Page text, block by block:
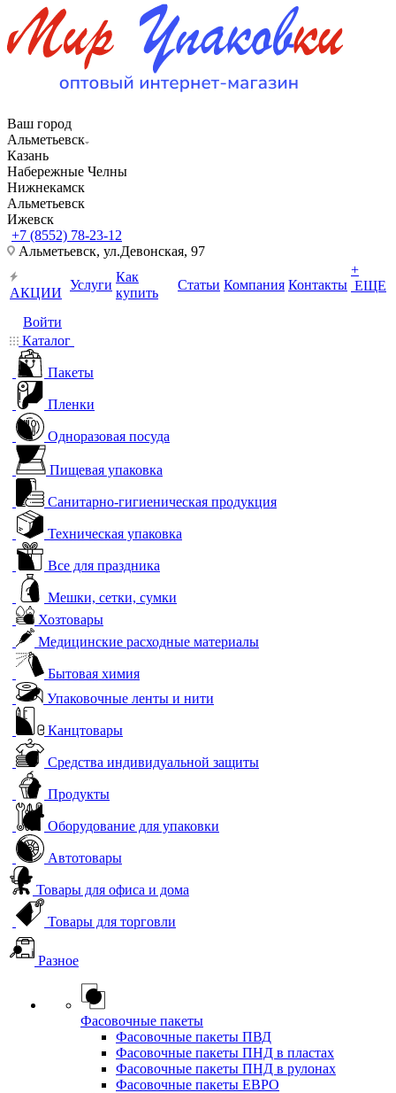
Ваш город
Альметьевск
Казань
Набережные Челны
Нижнекамск
Альметьевск
Ижевск
+7 (8552) 78-23-12
Альметьевск, ​ул.Девонская, 97
АКЦИИ
Услуги
Как
купить
Статьи Компания Контакты
+
ЕЩЕ
Войти
Каталог
Пакеты
Пленки
Одноразовая посуда
Пищевая упаковка
Санитарно-гигиеническая продукция
Техническая упаковка
Все для праздника
Мешки, сетки, сумки
Хозтовары
Медицинские расходные материалы
Бытовая химия
Упаковочные ленты и нити
Канцтовары
Средства индивидуальной защиты
Продукты
Оборудование для упаковки
Автотовары
Товары для офиса и дома
Товары для торговли
Разное
Фасовочные пакеты
Фасовочные пакеты ПВД
Фасовочные пакеты ПНД в пластах
Фасовочные пакеты ПНД в рулонах
Фасовочные пакеты ЕВРО